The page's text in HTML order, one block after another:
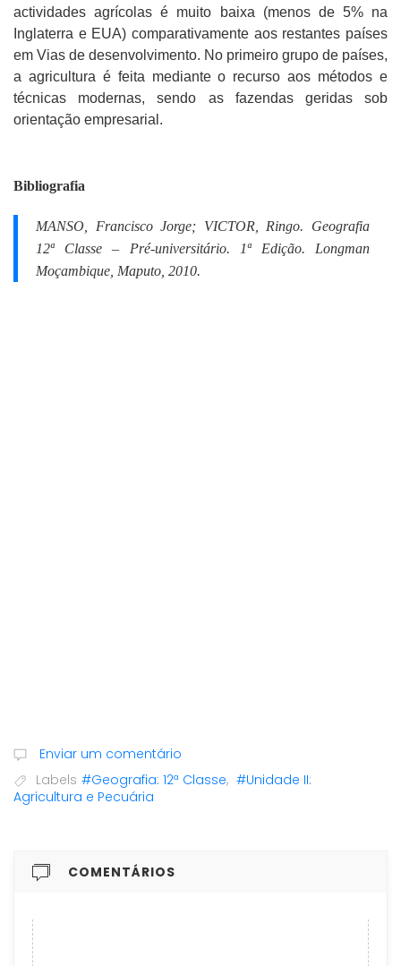
actividades agrícolas é muito baixa (menos de 5% na
Inglaterra e EUA) comparativamente aos restantes países
em Vias de desenvolvimento. No primeiro grupo de países,
a agricultura é feita mediante o recurso aos métodos e
técnicas modernas, sendo as fazendas geridas sob
orientação empresarial.
Bibliografia
MANSO, Francisco Jorge; VICTOR, Ringo. Geografia
12ª Classe – Pré-universitário.
1ª Edição. Longman
Moçambique, Maputo, 2010.
Enviar um comentário
Labels #Geografia: 12ª Classe, #Unidade II:
Agricultura e Pecuária
COMENTÁRIOS